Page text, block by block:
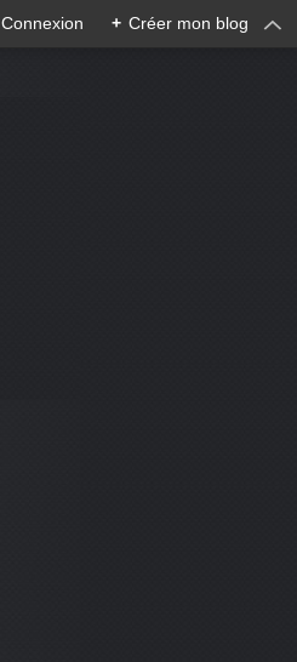
Connexion + Créer mon blog